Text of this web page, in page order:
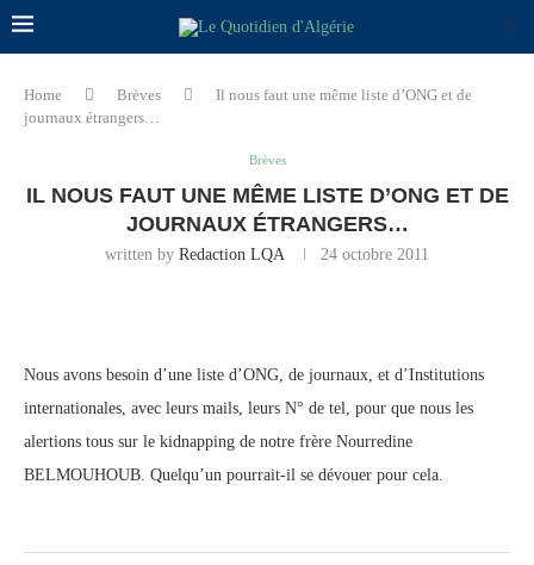
Home Brèves
Il nous faut une même liste d’ONG et de
journaux étrangers…
Brèves
IL NOUS FAUT UNE MÊME LISTE D’ONG ET DE
JOURNAUX ÉTRANGERS…
written by Redaction LQA 24 octobre 2011
Nous avons besoin d’une liste d’ONG, de journaux, et d’Institutions
internationales, avec leurs mails, leurs N° de tel, pour que nous les
alertions tous sur le kidnapping de notre frère Nourredine
BELMOUHOUB. Quelqu’un pourrait-il se dévouer pour cela.